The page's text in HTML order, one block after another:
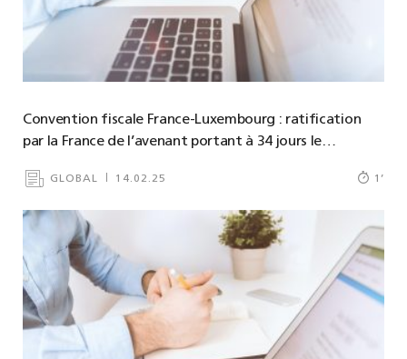
Convention fiscale France-Luxembourg : ratification
par la France de l’avenant portant à 34 jours le…
GLOBAL 14.02.25 1’